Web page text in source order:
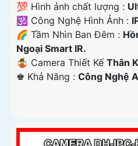
💯 Hình ảnh chất lượng :
🕉️ Công Nghệ Hình Ảnh :
🌈 Tầm Nhìn Ban Đêm :
Ngoại Smart IR.
🤹 Camera Thiết Kế Thân
️♚ Khả Năng : Công Nghệ